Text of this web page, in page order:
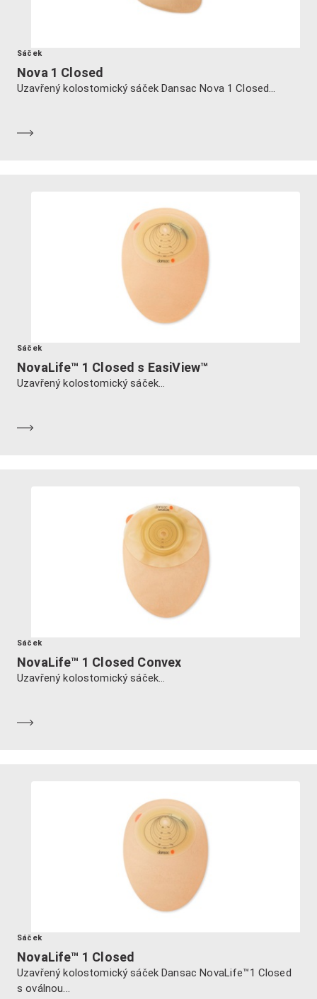
Sáček
Nova 1 Closed
Uzavřený kolostomický sáček Dansac Nova 1 Closed...
Sáček
NovaLife™ 1 Closed s EasiView™
Uzavřený kolostomický sáček...
Sáček
NovaLife™ 1 Closed Convex
Uzavřený kolostomický sáček...
Sáček
NovaLife™ 1 Closed
Uzavřený kolostomický sáček Dansac NovaLife™1 Closed
s oválnou...